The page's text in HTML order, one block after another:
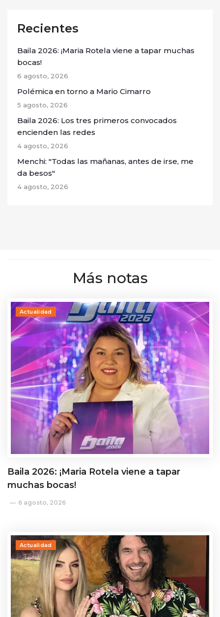
Recientes
Baila 2026: ¡Maria Rotela viene a tapar muchas
bocas!
6 agosto, 2026
Polémica en torno a Mario Cimarro
5 agosto, 2026
Baila 2026: Los tres primeros convocados
encienden las redes
4 agosto, 2026
Menchi: "Todas las mañanas, antes de irse, me
da besos"
4 agosto, 2026
Más notas
Actualidad
Baila 2026: ¡Maria Rotela viene a tapar
muchas bocas!
6 agosto, 2026
Actualidad